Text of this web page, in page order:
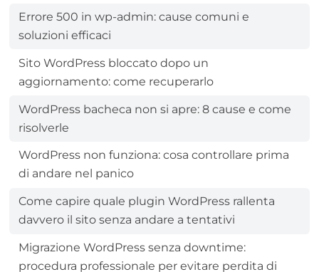
Errore 500 in wp-admin: cause comuni e
soluzioni efficaci
Sito WordPress bloccato dopo un
aggiornamento: come recuperarlo
WordPress bacheca non si apre: 8 cause e come
risolverle
WordPress non funziona: cosa controllare prima
di andare nel panico
Come capire quale plugin WordPress rallenta
davvero il sito senza andare a tentativi
Migrazione WordPress senza downtime:
procedura professionale per evitare perdita di